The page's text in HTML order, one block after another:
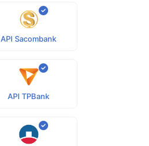
API Sacombank
API TPBank